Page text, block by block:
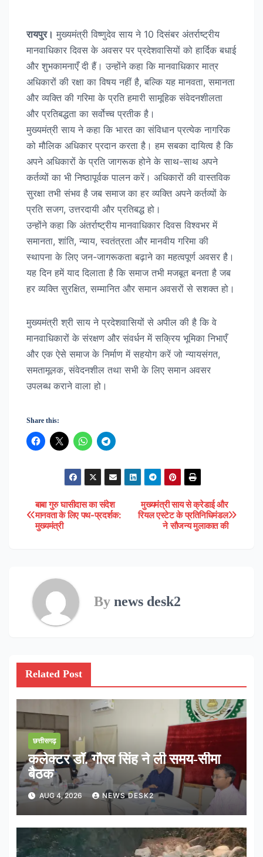
रायपुर। मुख्यमंत्री विष्णुदेव साय ने 10 दिसंबर अंतर्राष्ट्रीय
मानवाधिकार दिवस के अवसर पर प्रदेशवासियों को हार्दिक बधाई
और शुभकामनाएँ दी हैं। उन्होंने कहा कि मानवाधिकार मात्र
अधिकारों की रक्षा का विषय नहीं है, बल्कि यह मानवता, समानता
और व्यक्ति की गरिमा के प्रति हमारी सामूहिक संवेदनशीलता
और प्रतिबद्धता का सर्वोच्च प्रतीक है।
मुख्यमंत्री साय ने कहा कि भारत का संविधान प्रत्येक नागरिक
को मौलिक अधिकार प्रदान करता है। हम सबका दायित्व है कि
अपने अधिकारों के प्रति जागरूक होने के साथ-साथ अपने
कर्तव्यों का भी निष्ठापूर्वक पालन करें। अधिकारों की वास्तविक
सुरक्षा तभी संभव है जब समाज का हर व्यक्ति अपने कर्तव्यों के
प्रति सजग, उत्तरदायी और प्रतिबद्ध हो।
उन्होंने कहा कि अंतर्राष्ट्रीय मानवाधिकार दिवस विश्वभर में
समानता, शांति, न्याय, स्वतंत्रता और मानवीय गरिमा की
स्थापना के लिए जन-जागरूकता बढ़ाने का महत्वपूर्ण अवसर है।
यह दिन हमें याद दिलाता है कि समाज तभी मजबूत बनता है जब
हर व्यक्ति सुरक्षित, सम्मानित और समान अवसरों से सशक्त हो।
मुख्यमंत्री श्री साय ने प्रदेशवासियों से अपील की है कि वे
मानवाधिकारों के संरक्षण और संवर्धन में सक्रिय भूमिका निभाएँ
और एक ऐसे समाज के निर्माण में सहयोग करें जो न्यायसंगत,
समतामूलक, संवेदनशील तथा सभी के लिए समान अवसर
उपलब्ध कराने वाला हो।
Share this:
Post
navigation
मुख्यमंत्री साय से क्रेडाई और
रियल एस्टेट के प्रतिनिधिमंडल
ने सौजन्य मुलाकात की
बाबा गुरु घासीदास का संदेश
मानवता के लिए पथ-प्रदर्शक:
मुख्यमंत्री
By news desk2
Related Post
छत्तीसगढ़
कलेक्टर डॉ. गौरव सिंह ने ली समय-सीमा
बैठक
AUG 4, 2026 NEWS DESK2